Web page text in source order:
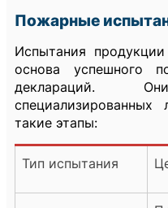
Пожарные
Испытания
основа успешного
деклараций.
такие этапы:
Тип испытания